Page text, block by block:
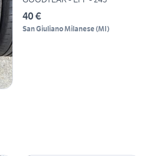
40 €
San Giuliano Milanese(MI)